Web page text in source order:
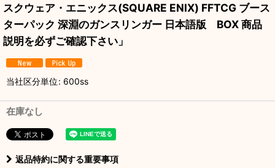
スクウェア・エニックス(SQUARE ENIX) FFTCG ブース
ターパック 深淵のガンスリンガー 日本語版 BOX 商品
説明を必ずご確認下さい」
当社区分単位: 600ss
在庫なし
返品特約に関する重要事項